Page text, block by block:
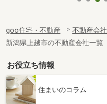
goo住宅・不動産 不動産会社
新潟県上越市の不動産会社一覧
お役立ち情報
住まいのコラム